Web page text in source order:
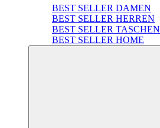
BEST SELLER DAMEN
BEST SELLER HERREN
BEST SELLER TASCHEN
BEST SELLER HOME